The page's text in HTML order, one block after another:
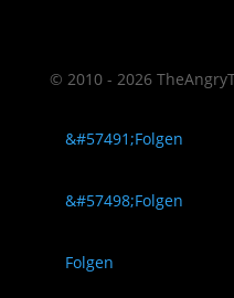
© 2010 - 2026
Folgen
Folgen
Folgen